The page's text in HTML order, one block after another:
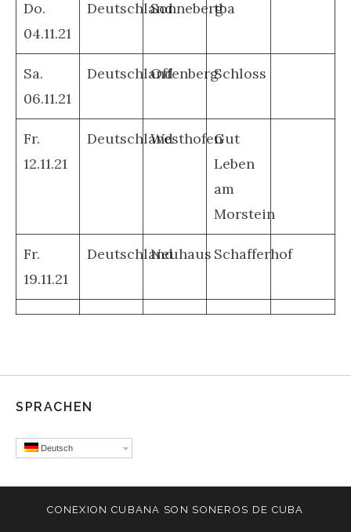
Do.
04.11.21
DeutschlandSonnebergtba
Sa.
06.11.21
DeutschlandOffenbergSchloss
Fr.
12.11.21
DeutschlandWesthofenGut
Leben
am
Morstein
Fr.
19.11.21
DeutschlandNeuhaus Schafferhof
SPRACHEN
Deutsch
CONEXION CUBANA SON SONEROS DE CUBA